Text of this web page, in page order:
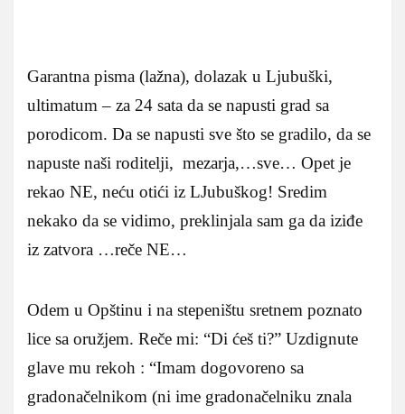
Garantna pisma (lažna), dolazak u Ljubuški,
ultimatum – za 24 sata da se napusti grad sa
porodicom. Da se napusti sve što se gradilo, da se
napuste naši roditelji, mezarja,…sve… Opet je
rekao NE, neću otići iz LJubuškog! Sredim
nekako da se vidimo, preklinjala sam ga da iziđe
iz zatvora …reče NE…
Odem u Opštinu i na stepeništu sretnem poznato
lice sa oružjem. Reče mi: “Di ćeš ti?” Uzdignute
glave mu rekoh : “Imam dogovoreno sa
gradonačelnikom (ni ime gradonačelniku znala